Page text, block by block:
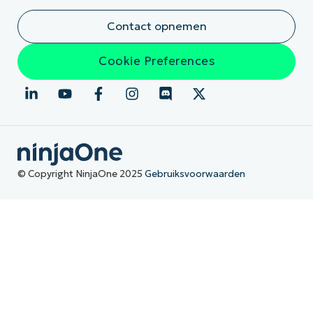
Contact opnemen
Cookie Preferences
© Copyright NinjaOne 2025 Gebruiksvoorwaarden